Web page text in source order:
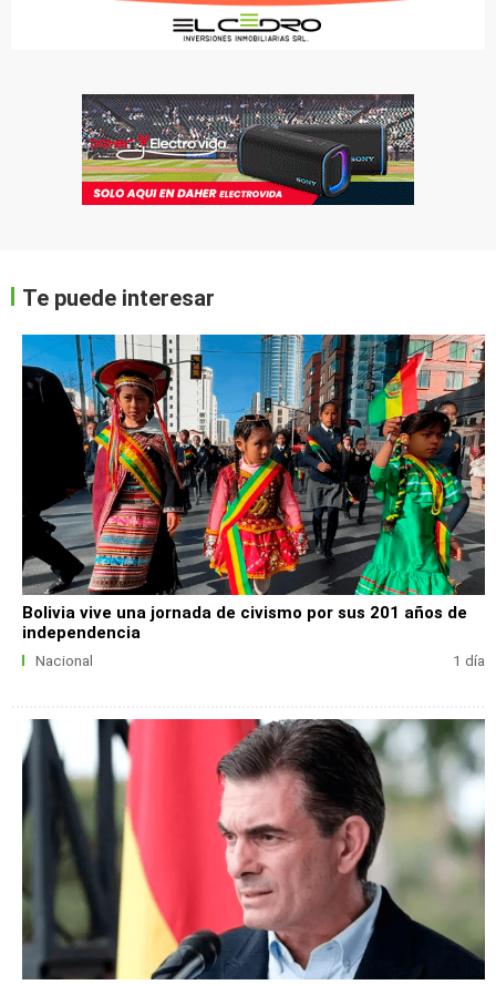
Te puede interesar
Bolivia vive una jornada de civismo por sus 201 años de
independencia
Nacional 1 día